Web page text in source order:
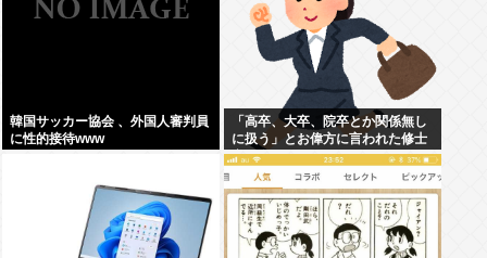
韓国サッカー協会 、外国人審判員
に性的接待www
「高卒、大卒、院卒とか関係無し
に扱う」とお偉方に言われた修士
卒の女の子が...